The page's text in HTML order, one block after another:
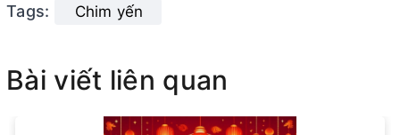
Tags: Chim yến
Bài viết liên quan